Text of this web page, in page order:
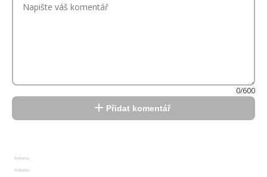
0/600
Přidat komentář
Reklama
Reklama